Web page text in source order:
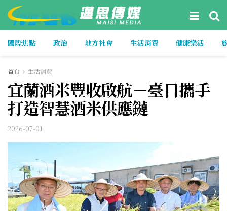
國際焦點 政治 地方社會 生活消費 健康樂活
首頁 生活消費
宜蘭酒米豐收啟航－臺日攜手
打造智慧酒米供應鏈
2026-07-01